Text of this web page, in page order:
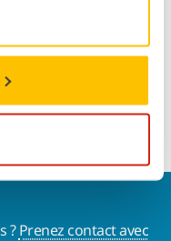
?
date de
par le transporteur.
?Prenez contact avec